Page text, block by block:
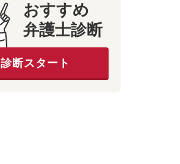
おすすめ
弁護士診断
診断スタート